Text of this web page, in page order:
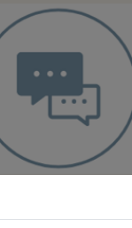
SOBRE
para